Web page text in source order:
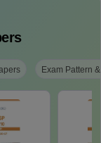
Exam Pattern